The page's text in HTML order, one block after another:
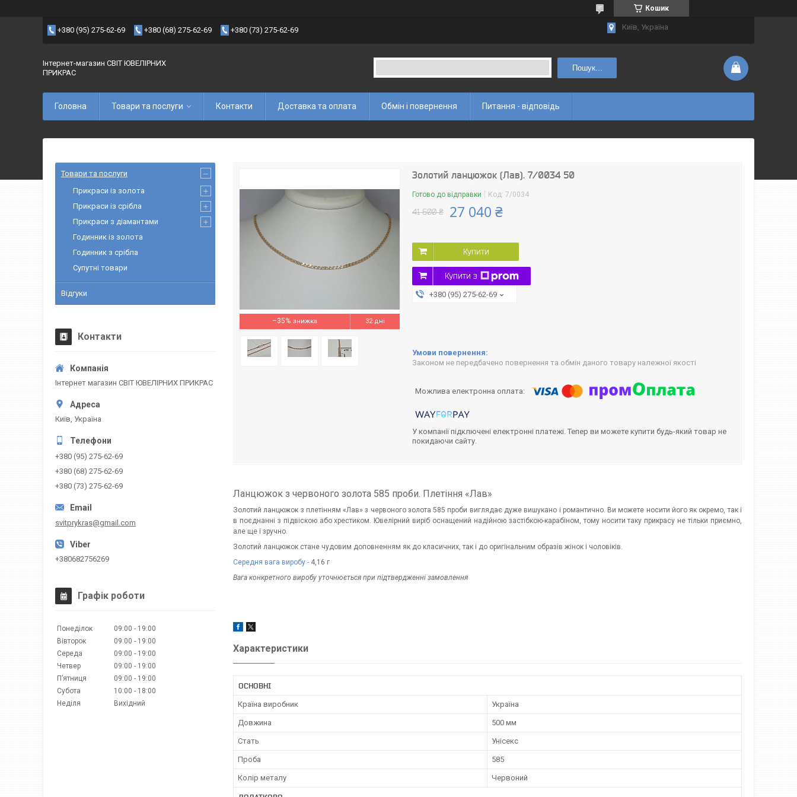
Кошик
+380 (95) 275-62-69 +380 (68) 275-62-69 +380 (73) 275-62-69 Київ, Україна
Інтернет-магазин СВІТ ЮВЕЛІРНИХ
ПРИКРАС
Пошук...
Головна Товари та послуги Контакти Доставка та оплата Обмін і повернення Питання - відповідь
–35% 32 дні
Золотий ланцюжок (Лав). 7/0034 50
Готово до відправки Код: 7/0034
41 600 ₴ 27 040 ₴
Купити
Купити з
+380 (95) 275-62-69
Законом не передбачено повернення та обмін даного товару належної якості
У компанії підключені електронні платежі. Тепер ви можете купити будь-який товар не
покидаючи сайту.
Ланцюжок з червоного золота 585 проби. Плетіння «Лав»
Золотий ланцюжок з плетінням «Лав» з червоного золота 585 проби виглядає дуже вишукано і романтично. Ви можете носити його як окремо, так і
в поєднанні з підвіскою або хрестиком. Ювелірний виріб оснащений надійною застібкою-карабіном, тому носити таку прикрасу не тільки приємно,
але ще і зручно.
Золотий ланцюжок стане чудовим доповненням як до класичних, так і до оригінальним образів жінок і чоловіків.
Середня вага виробу - 4,16 г
Вага конкретного виробу уточнюється при підтвердженні замовлення
Характеристики
ОСНОВНІ
Країна виробник Україна
Довжина 500 мм
Стать Унісекс
Проба 585
Колір металу Червоний
Товари та послуги
Прикраси із золота
Прикраси із срібла
Прикраси з діамантами
Годинник із золота
Годинник з срібла
Супутні товари
Відгуки
Контакти
Інтернет магазин СВІТ ЮВЕЛІРНИХ ПРИКРАС
Київ, Україна
+380 (95) 275-62-69
+380 (68) 275-62-69
+380 (73) 275-62-69
svitprykras@gmail.com
+380682756269
Графік роботи
Понеділок 09:00
19:00
Вівторок
09:00
19:00
Середа
09:00
19:00
Четвер
09:00
19:00
Пʼятниця
09:00
19:00
Субота
10:00
18:00
Неділя
Вихідний